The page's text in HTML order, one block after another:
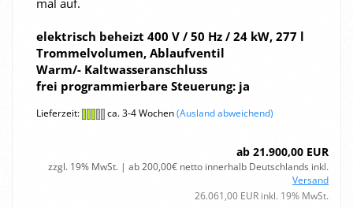
elek­trisch be­heizt 400 V / 50 Hz / 24 kW, 277 l
Trom­mel­vo­lu­men, Ab­lauf­ven­til
Warm/- Kalt­was­ser­an­schluss
frei pro­gram­mier­ba­re Steue­rung: ja
Lieferzeit: ca. 3-4 Wochen(Ausland abweichend)
ab 21.900,00 EUR
zzgl. 19% MwSt. | ab 200,00€ netto innerhalb Deutschlands inkl.
Versand
26.061,00 EUR inkl. 19% MwSt.